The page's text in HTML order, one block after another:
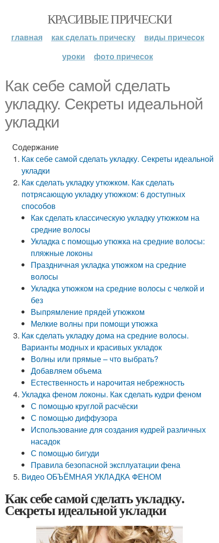
КРАСИВЫЕ ПРИЧЕСКИ
главная как сделать прическу
виды причесок
уроки
фото причесок
Как себе самой сделать
укладку. Секреты идеальной
укладки
Содержание
Как себе самой сделать укладку. Секреты идеальной
укладки
Как сделать укладку утюжком. Как сделать
потрясающую укладку утюжком: 6 доступных
способов
Как сделать классическую укладку утюжком на
средние волосы
Укладка с помощью утюжка на средние волосы:
пляжные локоны
Праздничная укладка утюжком на средние
волосы
Укладка утюжком на средние волосы с челкой и
без
Выпрямление прядей утюжком
Мелкие волны при помощи утюжка
Как сделать укладку дома на средние волосы.
Варианты модных и красивых укладок
Волны или прямые – что выбрать?
Добавляем объема
Естественность и нарочитая небрежность
Укладка феном локоны. Как сделать кудри феном
С помощью круглой расчёски
С помощью диффузора
Использование для создания кудрей различных
насадок
С помощью бигуди
Правила безопасной эксплуатации фена
Видео ОБЪЁМНАЯ УКЛАДКА ФЕНОМ
Как себе самой сделать укладку.
Секреты идеальной укладки